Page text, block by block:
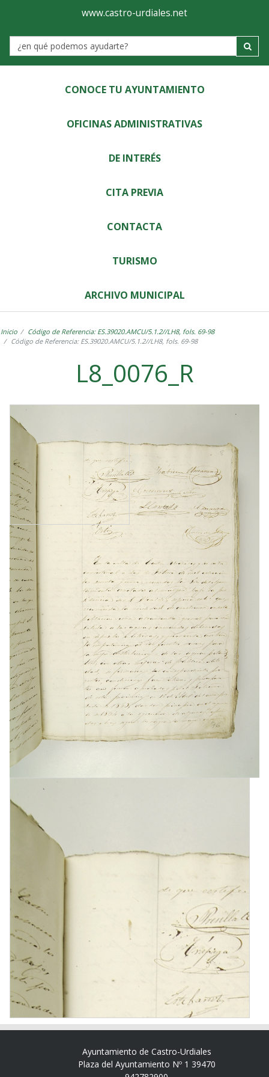
Ayuntamiento
de
Castro-
Urdiales
www.castro-urdiales.net
Label
CONOCE TU AYUNTAMIENTO
OFICINAS ADMINISTRATIVAS
DE INTERÉS
CITA PREVIA
CONTACTA
TURISMO
ARCHIVO MUNICIPAL
Inicio
Código de Referencia: ES.39020.AMCU/5.1.2//LH8, fols. 69-98
Código de Referencia: ES.39020.AMCU/5.1.2//LH8, fols. 69-98
L8_0076_R
Ayuntamiento de Castro-Urdiales
Plaza del Ayuntamiento Nº 1 39470